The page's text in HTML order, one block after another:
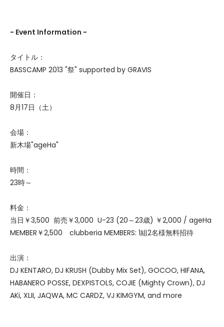
- Event Information -
タイトル：
BASSCAMP 2013 "祭" supported by GRAVIS
開催日：
8月17日（土）
会場：
新木場"ageHa"
時間：
23時～
料金：
当日￥3,500 前売￥3,000 U-23 (20～23歳) ￥2,000 / ageHa
MEMBER￥2,500 clubberia MEMBERS: 1組2名様無料招待
出演：
DJ KENTARO, DJ KRUSH (Dubby Mix Set), GOCOO, HIFANA,
HABANERO POSSE, DEXPISTOLS, COJIE (Mighty Crown), DJ
AKi, XLII, JAQWA, MC CARDZ, VJ KIMGYM, and more